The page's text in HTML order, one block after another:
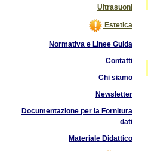
Ultrasuoni
Estetica
Normativa e Linee Guida
Contatti
Chi siamo
Newsletter
Documentazione per la Fornitura
dati
Materiale Didattico